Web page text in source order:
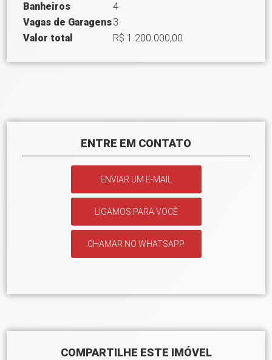
Banheiros
4
Vagas de Garagens3
Valor total
R$ 1.200.000,00
ENTRE EM CONTATO
ENVIAR UM E-MAIL
LIGAMOS PARA VOCÊ
CHAMAR NO WHATSAPP
COMPARTILHE ESTE IMÓVEL